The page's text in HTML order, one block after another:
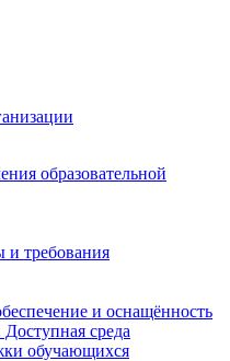
образовательной
и требования
и оснащённость
Доступная среда
обучающихся